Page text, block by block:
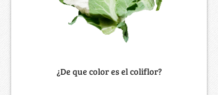
¿De que color es el coliflor?